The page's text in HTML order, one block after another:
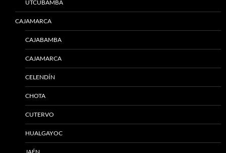
UTCUBAMBA
CAJAMARCA
CAJABAMBA
CAJAMARCA
CELENDÍN
CHOTA
CUTERVO
HUALGAYOC